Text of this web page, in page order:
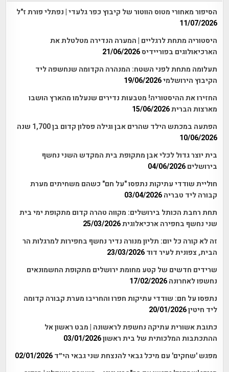
הסיפור מאחורי מטוס הווטור של קיבוץ כפר גלעדי | נפתלי פורת ז"ל
11/07/2026
היסטוריה מתחת לרגליים | המערה הנדירה מטלטלת את
הארכיאולוגים בפוריידיס21/06/2026
תעלומה מתחת לפני השטח: המנהרה הקדומה שנחשפה ליד
הקיבוץ הירושלמי19/06/2026
החזירו את ההיסטוריה! מטבעות נדירים שנעלמו מהארץ הושבו
מארצות הברית15/06/2026
הפתעה במכתש הילד שהרים אבן וגילה פסלון קדום בן 1,700 שנה
10/06/2026
בית יוצר גדול לכלי אבן מתקופת בית המקדש השני נחשף
בירושלים 04/06/2026
חוליית שודדי עתיקות נתפסו "על חם" כשהם משחיתים מערת
קבורה ליד טבריה 03/04/2026
תחת רחבת הכותל בירושלים: מקווה טהרה קדום מתקופת ימי בית
שני נחשף בחפירה ארכיאלוגית25/03/2026
זה לא קורה כל יום: תליון מנורה נדיר נחשף בחפירות למרגלות הר
הבית, צפונית לעיר דוד 23/03/2026
שרידים חדשים של קטע מחומת ירושלים מתקופת החשמונאים
נחשפו לאחרונה 17/02/2026
נתפסו על חם: שודדי עתיקות חפרו והחריבו מערת קבורה קדומה
ליד חיטין20/01/2026
כתובת אשורית עתיקה נחשפת לראשונה | מבט ראשון אל
ההתכתבות המלכותית של בית ראשון03/01/2026
מפגש 'שחקים' עם מיכל גבאי להנצחת שני גבאי הי״ד 02/01/2026